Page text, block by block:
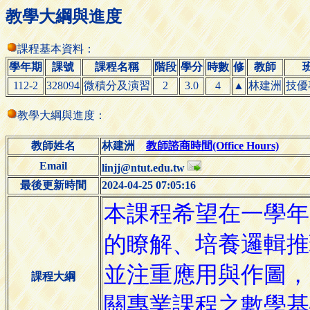
教學大綱與進度
課程基本資料：
學年期
課號 課程名稱 階段 學分 時數 修 教師
112-2
328094 微積分及演習 2 3.0 4 ▲ 林建洲 技
教學大綱與進度：
教師姓名 林建洲教師諮商時間(Office Hours)
Email
linjj@ntut.edu.tw
最後更新時間
2024-04-25 07:05:16
課程大綱